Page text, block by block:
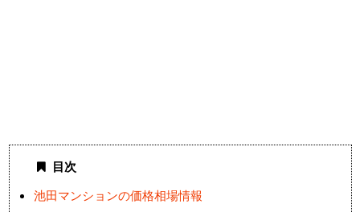
目次
池田マンションの価格相場情報